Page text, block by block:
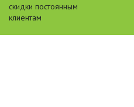
скидки постоянным
клиентам